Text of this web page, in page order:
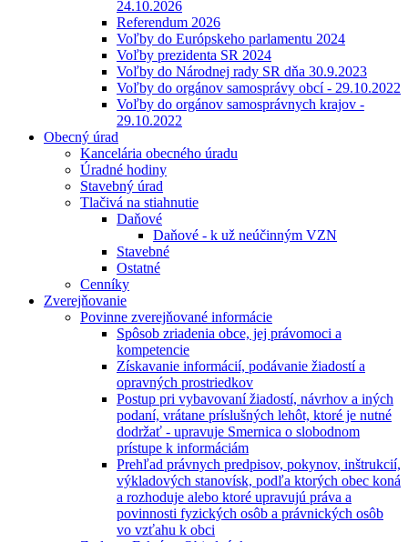
24.10.2026
Referendum 2026
Voľby do Európskeho parlamentu 2024
Voľby prezidenta SR 2024
Voľby do Národnej rady SR dňa 30.9.2023
Voľby do orgánov samosprávy obcí - 29.10.2022
Voľby do orgánov samosprávnych krajov -
29.10.2022
Obecný úrad
Kancelária obecného úradu
Úradné hodiny
Stavebný úrad
Tlačivá na stiahnutie
Daňové
Daňové - k už neúčinným VZN
Stavebné
Ostatné
Cenníky
Zverejňovanie
Povinne zverejňované informácie
Spôsob zriadenia obce, jej právomoci a
kompetencie
Získavanie informácií, podávanie žiadostí a
opravných prostriedkov
Postup pri vybavovaní žiadostí, návrhov a iných
podaní, vrátane príslušných lehôt, ktoré je nutné
dodržať - upravuje Smernica o slobodnom
prístupe k informáciám
Prehľad právnych predpisov, pokynov, inštrukcií,
výkladových stanovísk, podľa ktorých obec koná
a rozhoduje alebo ktoré upravujú práva a
povinnosti fyzických osôb a právnických osôb
vo vzťahu k obci